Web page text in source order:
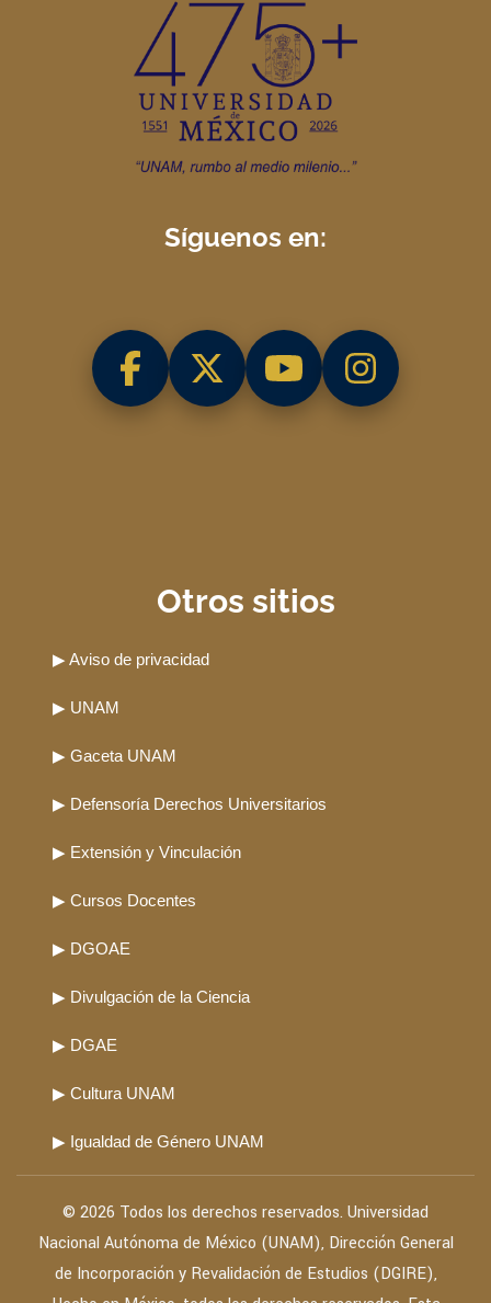
Síguenos en:
Otros sitios
▶ Aviso de privacidad
▶ UNAM
▶ Gaceta UNAM
▶ Defensoría Derechos Universitarios
▶ Extensión y Vinculación
▶ Cursos Docentes
▶ DGOAE
▶ Divulgación de la Ciencia
▶ DGAE
▶ Cultura UNAM
▶ Igualdad de Género UNAM
© 2026 Todos los derechos reservados. Universidad
Nacional Autónoma de México (UNAM), Dirección General
de Incorporación y Revalidación de Estudios (DGIRE),